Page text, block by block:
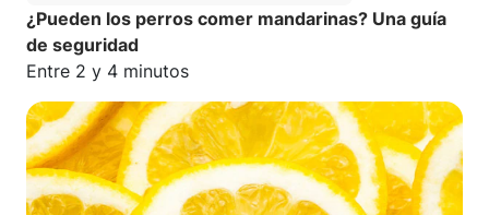
¿Pueden los perros comer mandarinas? Una guía
de seguridad
Tiempo estimado de lectura:
Entre 2 y 4 minutos